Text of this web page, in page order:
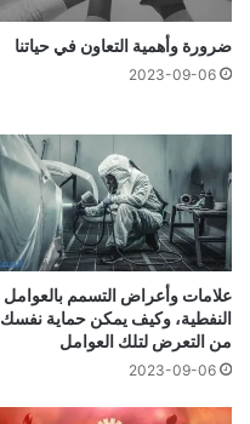
ضرورة وأهمية التعاون في حياتنا
2023-09-06
علامات وأعراض التسمم بالعوامل
النفطية، وكيف يمكن حماية نفسك
من التعرض لتلك العوامل
2023-09-06